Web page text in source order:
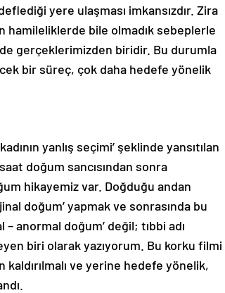
yere ulaşması imkansızdır. Zira
hamileliklerde bile olmadık sebeplerle
gerçeklerimizden biridir. Bu durumla
bir süreç, çok daha hedefe yönelik
yanlış seçimi’ şeklinde yansıtılan
doğum sancısından sonra
hikayemiz var. Doğduğu andan
doğum’ yapmak ve sonrasında bu
anormal doğum’ değil; tıbbi adı
biri olarak yazıyorum. Bu korku filmi
ve yerine hedefe yönelik,